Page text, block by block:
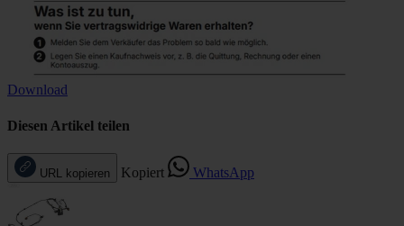
Download
Diesen Artikel teilen
URL kopieren Kopiert WhatsApp